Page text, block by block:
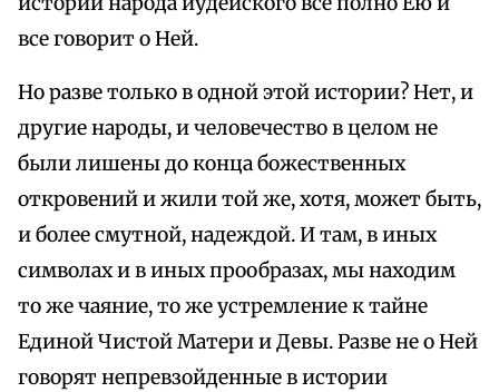
Но разве только в одной этой истории? Нет, и
другие народы, и человечество в целом не
были лишены до конца божественных
откровений и жили той же, хотя, может быть,
и более смутной, надеждой. И там, в иных
символах и в иных прообразах, мы находим
то же чаяние, то же устремление к тайне
Единой Чистой Матери и Девы. Разве не о Ней
говорят непревзойденные в истории